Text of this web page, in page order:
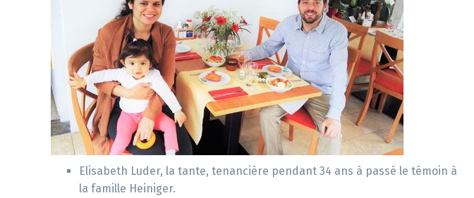
Elisabeth Luder, la tante, tenancière pendant 34 ans à passé le témoin à
la famille Heiniger.